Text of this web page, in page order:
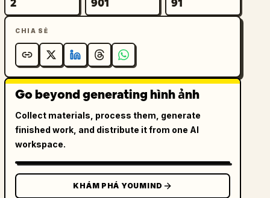
CHIA SẺ
Go beyond generating hình ảnh
Collect materials, process them, generate
finished work, and distribute it from one AI
workspace.
KHÁM PHÁ YOUMIND